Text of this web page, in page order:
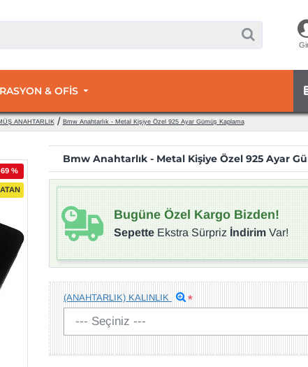
& OFİS
ANAHTARLIK Bmw Anahtarlık - Metal Kişiye Özel 925 Ayar Gümüş Kaplama
%
Bmw Anahtarlık - Metal Kişiye Özel 925 Ayar
(ANAHTARLIK) KALINLIK
Bugüne Özel Kargo Bizden!
SepetteEkstra SürprizİndirimVar!